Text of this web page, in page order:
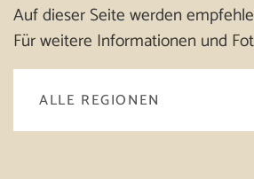
Auf dieser Seite werden
Für weitere Informationen und